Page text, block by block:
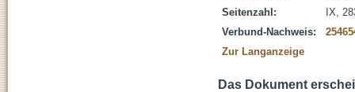
Seitenzahl:
IX,
Verbund-Nachweis:
Zur Langanzeige
Das Dokument